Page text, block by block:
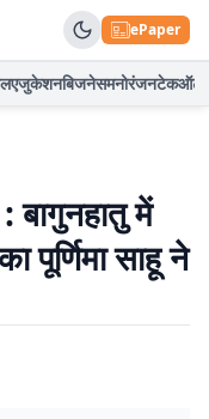
ePaper
एजुकेशनबिजनेसमनोरंजनटेकऑटो
में
पूर्णिमा साहू ने